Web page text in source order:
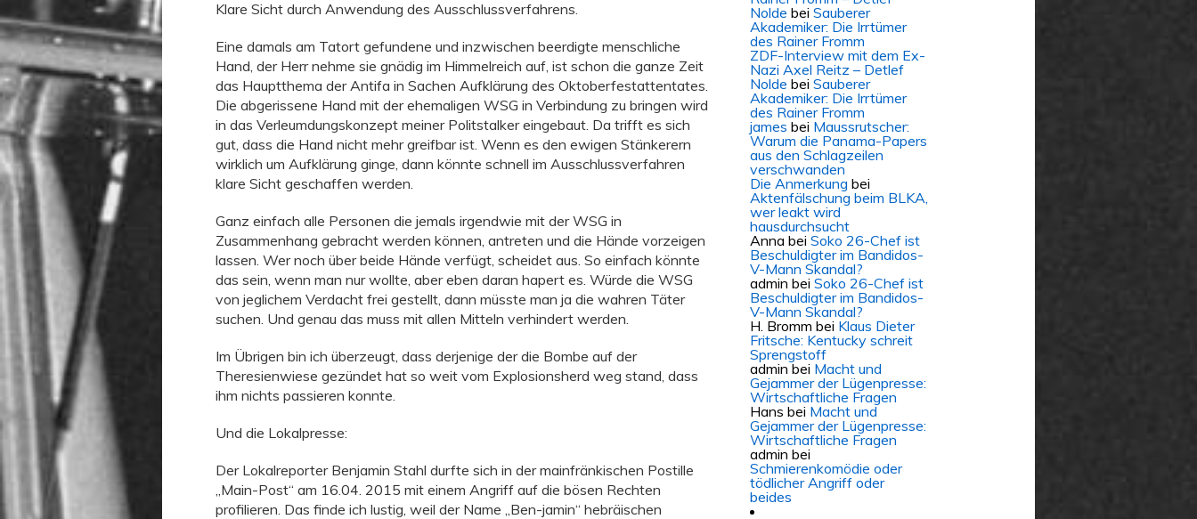
Klare Sicht durch Anwendung des Ausschlussverfahrens.
Eine damals am Tatort gefundene und inzwischen beerdigte menschliche
Hand, der Herr nehme sie gnädig im Himmelreich auf, ist schon die ganze Zeit
das Hauptthema der Antifa in Sachen Aufklärung des Oktoberfestattentates.
Die abgerissene Hand mit der ehemaligen WSG in Verbindung zu bringen wird
in das Verleumdungskonzept meiner Politstalker eingebaut. Da trifft es sich
gut, dass die Hand nicht mehr greifbar ist. Wenn es den ewigen Stänkerern
wirklich um Aufklärung ginge, dann könnte schnell im Ausschlussverfahren
klare Sicht geschaffen werden.
Ganz einfach alle Personen die jemals irgendwie mit der WSG in
Zusammenhang gebracht werden können, antreten und die Hände vorzeigen
lassen. Wer noch über beide Hände verfügt, scheidet aus. So einfach könnte
das sein, wenn man nur wollte, aber eben daran hapert es. Würde die WSG
von jeglichem Verdacht frei gestellt, dann müsste man ja die wahren Täter
suchen. Und genau das muss mit allen Mitteln verhindert werden.
Im Übrigen bin ich überzeugt, dass derjenige der die Bombe auf der
Theresienwiese gezündet hat so weit vom Explosionsherd weg stand, dass
ihm nichts passieren konnte.
Und die Lokalpresse:
Der Lokalreporter Benjamin Stahl durfte sich in der mainfränkischen Postille
„Main-Post“ am 16.04. 2015 mit einem Angriff auf die bösen Rechten
profilieren. Das finde ich lustig, weil der Name „Ben-jamin“ hebräischen
Nolde bei Sauberer
Akademiker: Die Irrtümer
des Rainer Fromm
ZDF-Interview mit dem Ex-
Nazi Axel Reitz – Detlef
Nolde bei Sauberer
Akademiker: Die Irrtümer
des Rainer Fromm
james bei Maussrutscher:
Warum die Panama-Papers
aus den Schlagzeilen
verschwanden
Die Anmerkung bei
Aktenfälschung beim BLKA,
wer leakt wird
hausdurchsucht
Anna bei Soko 26-Chef ist
Beschuldigter im Bandidos-
V-Mann Skandal?
admin bei Soko 26-Chef ist
Beschuldigter im Bandidos-
V-Mann Skandal?
H. Bromm bei Klaus Dieter
Fritsche: Kentucky schreit
Sprengstoff
admin bei Macht und
Gejammer der Lügenpresse:
Wirtschaftliche Fragen
Hans bei Macht und
Gejammer der Lügenpresse:
Wirtschaftliche Fragen
admin bei
Schmierenkomödie oder
tödlicher Angriff oder
beides